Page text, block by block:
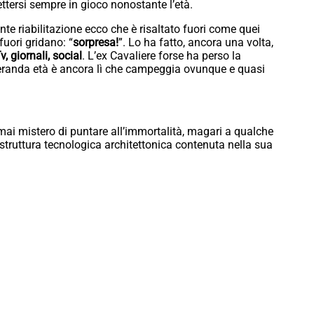
sempre in gioco nonostante l’età.
riabilitazione ecco che è risaltato fuori come quei
gridano: “sorpresa!”. Lo ha fatto, ancora una volta,
giornali, social. L’ex Cavaliere forse ha perso la
età è ancora lì che campeggia ovunque e quasi
mistero di puntare all’immortalità, magari a qualche
tecnologica architettonica contenuta nella sua